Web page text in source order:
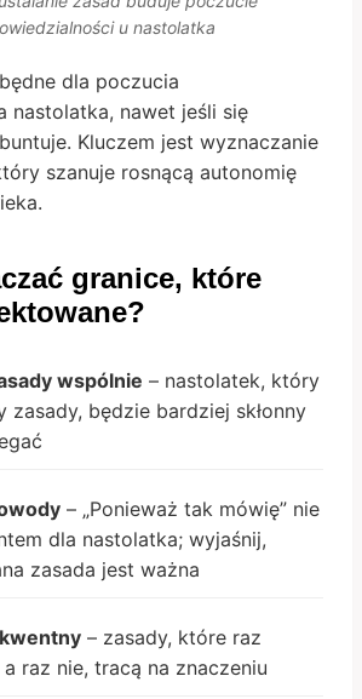
u nastolatka
dla poczucia
nastolatka, nawet jeśli się
Kluczem jest wyznaczanie
szanuje rosnącą autonomię
granice, które
wspólnie – nastolatek, który
zasady, będzie bardziej skłonny
– „Ponieważ tak mówię” nie
dla nastolatka; wyjaśnij,
zasada jest ważna
– zasady, które raz
raz nie, tracą na znaczeniu